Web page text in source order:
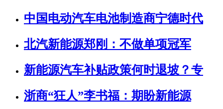
中国电动汽车电池制造商宁德时代
北汽新能源郑刚：不做单项冠军
新能源汽车补贴政策何时退坡？专
浙商“狂人”李书福：期盼新能源